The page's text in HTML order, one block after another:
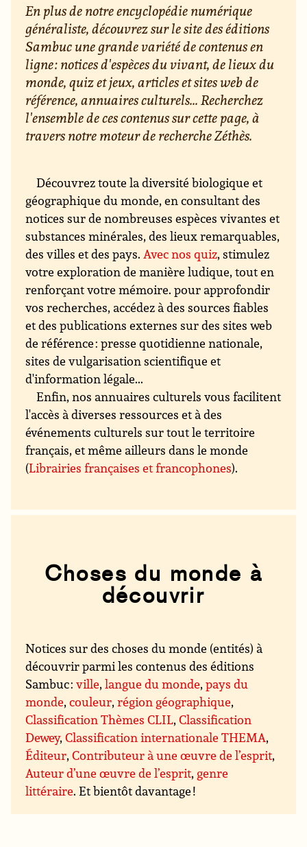
En plus de notre encyclopédie numérique
généraliste, découvrez sur le site des éditions
Sambuc une grande variété de contenus en
ligne : notices d'espèces du vivant, de lieux du
monde, quiz et jeux, articles et sites web de
référence, annuaires culturels... Recherchez
l'ensemble de ces contenus sur cette page, à
travers notre moteur de recherche Zéthès.
Découvrez toute la diversité biologique et
géographique du monde, en consultant des
notices sur de nombreuses espèces vivantes et
substances minérales, des lieux remarquables,
des villes et des pays.Avec nos quiz, stimulez
votre exploration de manière ludique, tout en
renforçant votre mémoire. pour approfondir
vos recherches, accédez à des sources fiables
et des publications externes sur des sites web
de référence : presse quotidienne nationale,
sites de vulgarisation scientifique et
d'information légale...
Enfin, nos annuaires culturels vous facilitent
l'accès à diverses ressources et à des
événements culturels sur tout le territoire
français, et même ailleurs dans le monde
(Librairies françaises et francophones).
Choses du monde à
découvrir
Notices sur des choses du monde (entités) à
découvrir parmi les contenus des éditions
Sambuc :ville,langue du monde,pays du
monde,couleur,région géographique,
Classification Thèmes CLIL,Classification
Dewey,Classification internationale THEMA,
Éditeur,Contributeur à une œuvre de l’esprit,
Auteur d’une œuvre de l’esprit, genre
littéraire. Et bientôt davantage !